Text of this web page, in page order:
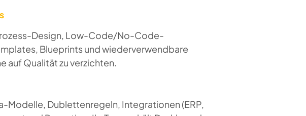
Design, Low-Code/No-Code-
Blueprints und wiederverwendbare
auf Qualität zu verzichten.
Modelle, Dublettenregeln, Integrationen (ERP,